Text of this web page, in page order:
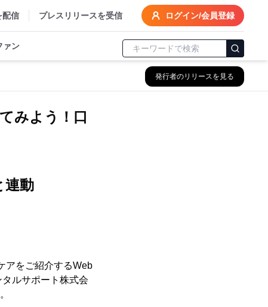
配信 プレスリリースを受信 ログイン/会員登録
ァン
発行者のリリースを見る
みよう！口
動
アをご紹介するWeb
ルサポート株式会